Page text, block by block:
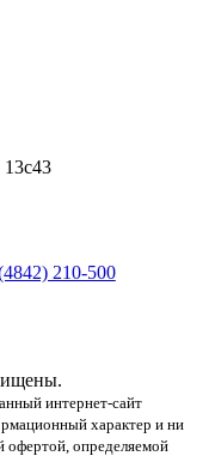
210-500
интернет-сайт
характер и ни
офертой, определяемой